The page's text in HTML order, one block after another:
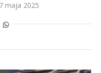
maja 2025